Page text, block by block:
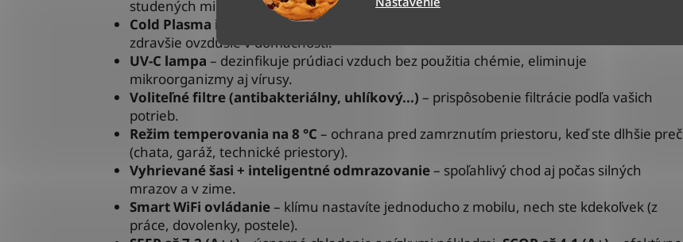
studených miest alebo prievanu.
Cold Plasma ionizátor
– účinne neutralizuje baktérie, vírusy, alergény a pachy pre
zdravšie ovzdušie v domácnosti.
UV-C lampa – dezinfikuje prúdiaci vzduch bez použitia chémie, eliminuje
mikroorganizmy aj vírusy.
Voliteľné filtre (antibakteriálny, uhlíkový...) – prispôsobenie filtrácie podľa vašich
potrieb.
Režim temperovania na 8 °C – ochrana pred zamrznutím priestoru, keď ste dlhšie preč
(chata, garáž, technické priestory).
Vyhrievané šasi + inteligentné odmrazovanie– spoľahlivý chod aj počas silných
mrazov a v zime.
Smart WiFi ovládanie– klímu nastavíte jednoducho z mobilu, nech ste kdekoľvek (z
práce, dovolenky, postele).